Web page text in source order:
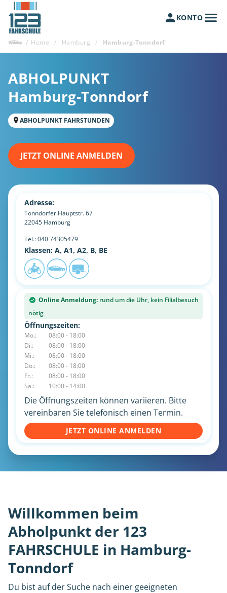
KONTO
/ Home / Hamburg / Hamburg-Tonndorf
ABHOLPUNKT
Hamburg-Tonndorf
ABHOLPUNKT FAHRSTUNDEN
JETZT ONLINE ANMELDEN
Adresse:
Tonndorfer Hauptstr. 67
22045 Hamburg
Tel.:040 74305479
Klassen: A, A1, A2, B, BE
Online Anmeldung: rund um die Uhr, kein Filialbesuch
nötig
Öffnungszeiten:
Mo.:
08:00 - 18:00
Di.:
08:00 - 18:00
Mi.:
08:00 - 18:00
Do.:
08:00 - 18:00
Fr.:
08:00 - 18:00
Sa.:
10:00 - 14:00
Die Öffnungszeiten können variieren. Bitte
vereinbaren Sie telefonisch einen Termin.
JETZT ONLINE ANMELDEN
Willkommen beim
Abholpunkt der 123
FAHRSCHULE in Hamburg-
Tonndorf
Du bist auf der Suche nach einer geeigneten